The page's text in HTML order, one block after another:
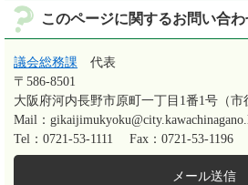
このページに関するお問い合
議会総務課
代表
〒586-8501
大阪府河内長野市原町一丁目1番1号（市
Mail：
Tel：0721-53-1111
Fax：0721-53-1196
メール送信